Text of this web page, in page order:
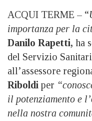
ACQUI TERME – “
importanza per la
Danilo Rapetti, ha
del Servizio
all’assessore
Riboldi per
il potenziamento e
nella nostra